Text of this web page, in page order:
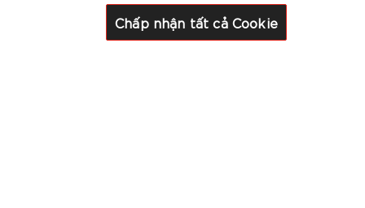
Chấp nhận tất cả Cookie